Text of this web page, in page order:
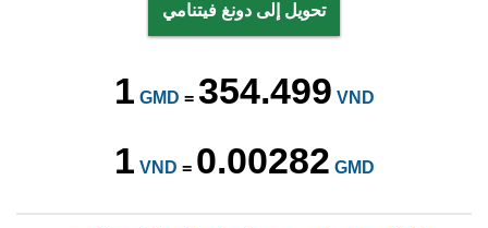
تحويل إلى دونغ فيتنامي
1 GMD = 354.499 VND
1 VND = 0.00282 GMD